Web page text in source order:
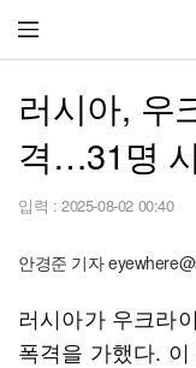
러시아, 우
격…31명
입력 : 2025-08-02 00:40
안경준 기자
러시아가 우크라
폭격을 가했다.